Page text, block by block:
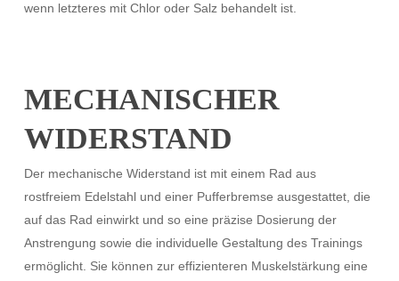
wenn letzteres mit Chlor oder Salz behandelt ist.
MECHANISCHER
WIDERSTAND
Der mechanische Widerstand ist mit einem Rad aus
rostfreiem Edelstahl und einer Pufferbremse ausgestattet, die
auf das Rad einwirkt und so eine präzise Dosierung der
Anstrengung sowie die individuelle Gestaltung des Trainings
ermöglicht. Sie können zur effizienteren Muskelstärkung eine